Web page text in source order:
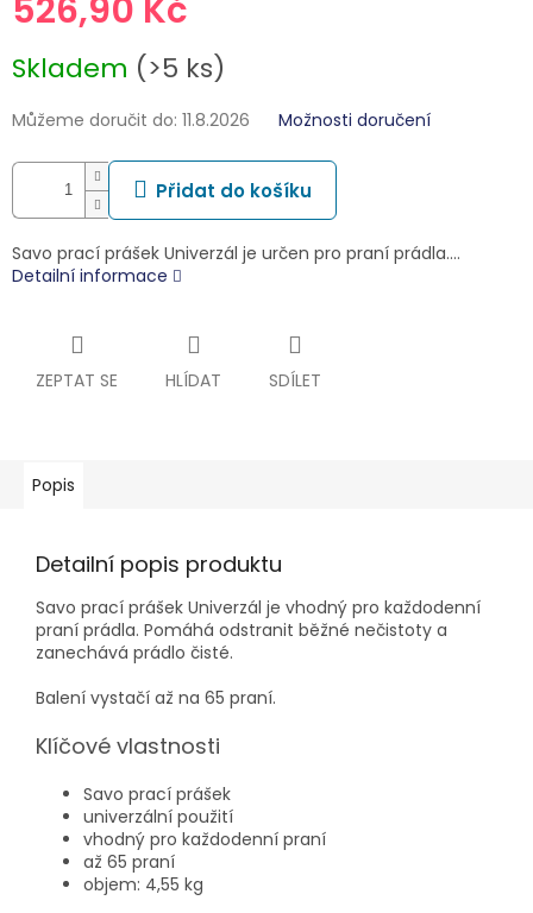
526,90 Kč
cena:
Skladem (>5 ks)
Můžeme doručit do: 11.8.2026 Možnosti doručení
Přidat do košíku
Savo prací prášek Univerzál je určen pro praní prádla.…
Detailní informace
ZEPTAT SE HLÍDAT SDÍLET
Popis
Detailní popis produktu
Savo prací prášek Univerzál je vhodný pro každodenní
praní prádla. Pomáhá odstranit běžné nečistoty a
zanechává prádlo čisté.
Balení vystačí až na 65 praní.
Klíčové vlastnosti
Savo prací prášek
univerzální použití
vhodný pro každodenní praní
až 65 praní
objem: 4,55 kg